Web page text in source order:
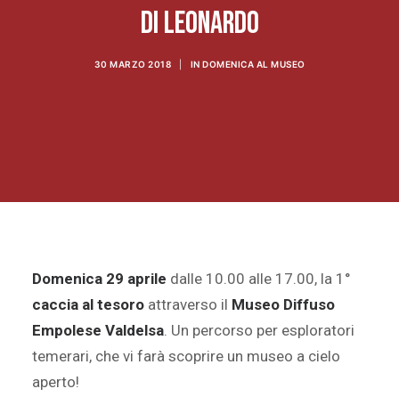
DI LEONARDO
30 MARZO 2018 IN DOMENICA AL MUSEO
Domenica 29 aprile dalle 10.00 alle 17.00, la 1°
caccia al tesoro attraverso il Museo Diffuso
Empolese Valdelsa. Un percorso per esploratori
temerari, che vi farà scoprire un museo a cielo
aperto!